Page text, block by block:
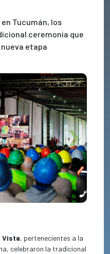
en Tucumán, los
ceremonia que
etapa
Next
Vista, pertenecientes a la
celebraron la tradicional